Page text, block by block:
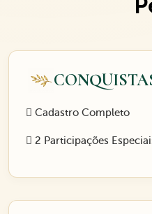
Cadastro Completo
2 Participações